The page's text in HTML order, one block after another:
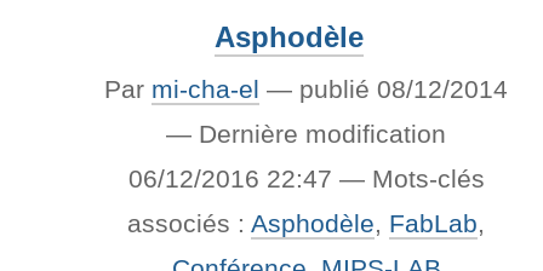
Asphodèle
Par mi-cha-el — publié 08/12/2014
— Dernière modification
06/12/2016 22:47 — Mots-clés
associés :Asphodèle, FabLab,